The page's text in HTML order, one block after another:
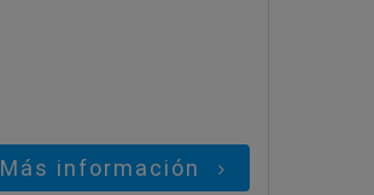
Más información